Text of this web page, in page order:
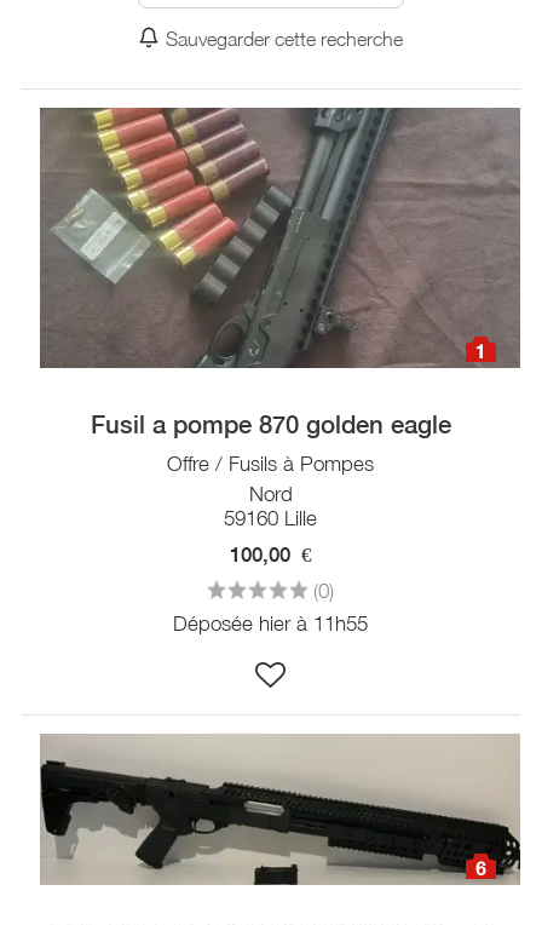
Sauvegarder cette recherche
1
Fusil a pompe 870 golden eagle
Offre / Fusils à Pompes
Nord
59160 Lille
100,00 €
(0)
Déposée hier à 11h55
6